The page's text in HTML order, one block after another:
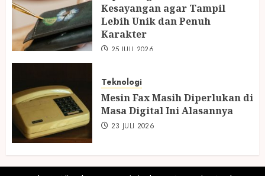
Kesayangan agar Tampil
Lebih Unik dan Penuh
Karakter
25 JULI 2026
Teknologi
Mesin Fax Masih Diperlukan di
Masa Digital Ini Alasannya
23 JULI 2026